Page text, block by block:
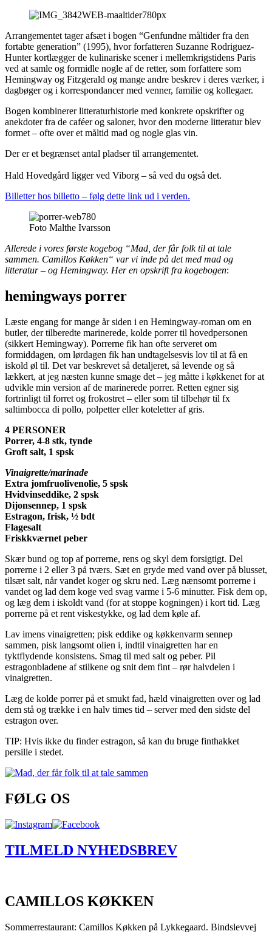
Arrangementet tager afsæt i bogen “Genfundne måltider fra den
fortabte generation” (1995), hvor forfatteren Suzanne Rodriguez-
Hunter kortlægger de kulinariske scener i mellemkrigstidens Paris
ved at samle og formidle nogle af de retter, som forfattere som
Hemingway og Fitzgerald og mange andre beskrev i deres værker, i
dagbøger og i korrespondancer med venner, familie og kollegaer.
Bogen kombinerer litteraturhistorie med konkrete opskrifter og
anekdoter fra de caféer og saloner, hvor den moderne litteratur blev
formet – ofte over et måltid mad og nogle glas vin.
Der er et begrænset antal pladser til arrangementet.
Hald Hovedgård ligger ved Viborg – så ved du også det.
Billetter hos billetto – følg dette link ud i verden.
Foto Malthe Ivarsson
Allerede i vores første kogebog “Mad, der får folk til at tale
sammen. Camillos Køkken“ var vi inde på det med mad og
litteratur – og Hemingway. Her en opskrift fra kogebogen:
hemingways porrer
Læste engang for mange år siden i en Hemingway-roman om en
butler, der tilberedte marinerede, kolde porrer til hovedpersonen
(sikkert Hemingway). Porrerne fik han ofte serveret om
formiddagen, om lørdagen fik han undtagelsesvis lov til at få en
iskold øl til. Det var beskrevet så detaljeret, så levende og så
lækkert, at jeg næsten kunne smage det – jeg måtte i køkkenet for at
udvikle min version af de marinerede porrer. Retten egner sig
fortrinligt til forret og frokostret – eller som til tilbehør til fx
saltimbocca di pollo, polpetter eller koteletter af gris.
4 PERSONER
Porrer, 4-8 stk, tynde
Groft salt, 1 spsk
Vinaigrette/marinade
Extra jomfruolivenolie, 5 spsk
Hvidvinseddike, 2 spsk
Dijonsennep, 1 spsk
Estragon, frisk, ½ bdt
Flagesalt
Friskkværnet peber
Skær bund og top af porrerne, rens og skyl dem forsigtigt. Del
porrerne i 2 eller 3 på tværs. Sæt en gryde med vand over på blusset,
tilsæt salt, når vandet koger og skru ned. Læg nænsomt porrerne i
vandet og lad dem koge ved svag varme i 5-6 minutter. Fisk dem op,
og læg dem i iskoldt vand (for at stoppe kogningen) i kort tid. Læg
porrerne på et rent viskestykke, og lad dem køle af.
Lav imens vinaigretten; pisk eddike og køkkenvarm sennep
sammen, pisk langsomt olien i, indtil vinaigretten har en
tyktflydende konsistens. Smag til med salt og peber. Pil
estragonbladene af stilkene og snit dem fint – rør halvdelen i
vinaigretten.
Læg de kolde porrer på et smukt fad, hæld vinaigretten over og lad
dem stå og trække i en halv times tid – server med den sidste del
estragon over.
TIP: Hvis ikke du finder estragon, så kan du bruge finthakket
persille i stedet.
FØLG OS
TILMELD NYHEDSBREV
CAMILLOS KØKKEN
Sommerrestaurant: Camillos Køkken på Lykkegaard. Bindslevvej